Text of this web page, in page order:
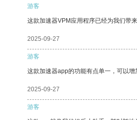
游客
这款加速器VPM应用程序已经为我们带
2025-09-27
游客
这款加速器app的功能有点单一，可以
2025-09-27
游客